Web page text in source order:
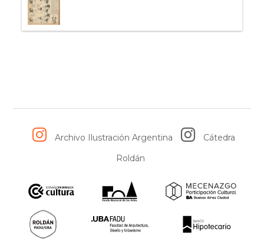
Archivo Ilustración Argentina
Cátedra
Roldán